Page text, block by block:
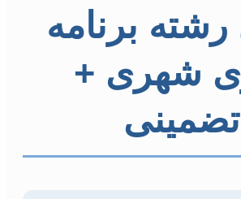
رشته برنامه
شهری +
تضمینی